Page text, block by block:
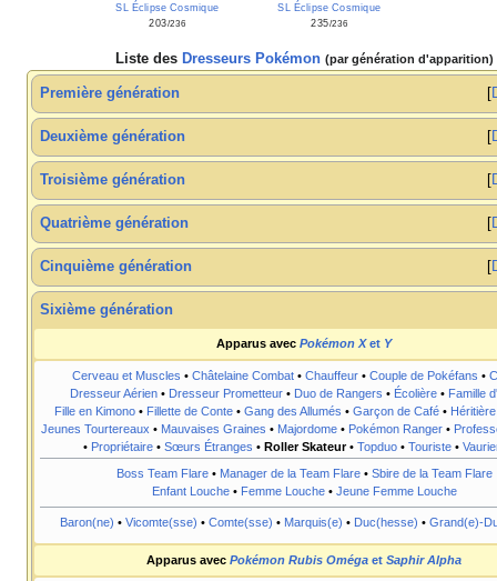
SL Éclipse Cosmique
203/236
SL Éclipse Cosmique
235/236
Liste des Dresseurs Pokémon (par génération d'apparition)
Première génération
Deuxième génération
Troisième génération
Quatrième génération
Cinquième génération
Sixième génération
Apparus avec Pokémon Xet Y
Cerveau et Muscles • Châtelaine Combat • Chauffeur • Couple de Pokéfans •
Dresseur Aérien• Dresseur Prometteur• Duo de Rangers • Écolière• Famille
Fille en Kimono • Fillette de Conte • Gang des Allumés • Garçon de Café • Héritière
Jeunes Tourtereaux • Mauvaises Graines • Majordome• Pokémon Ranger•
• Propriétaire • Sœurs Étranges • Roller Skateur• Topduo • Touriste •
Boss Team Flare• Manager de la Team Flare• Sbire de la Team Flare
Enfant Louche• Femme Louche• Jeune Femme Louche
Baron(ne) • Vicomte(sse) • Comte(sse) • Marquis(e) • Duc(hesse) • Grand(e)-
Apparus avec Pokémon Rubis Oméga et Saphir Alpha